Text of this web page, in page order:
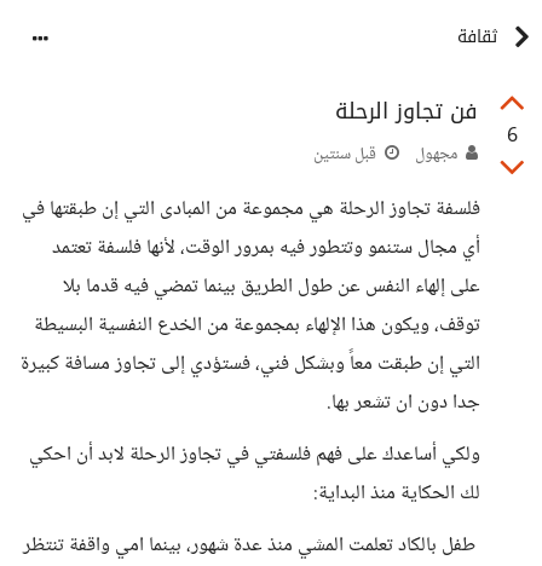
ثقافة
6
فن تجاوز الرحلة
مجهول قبل سنتين
فلسفة تجاوز الرحلة هي مجموعة من المبادى التي إن طبقتها في
أي مجال ستنمو وتتطور فيه بمرور الوقت، لأنها فلسفة تعتمد
على إلهاء النفس عن طول الطريق بينما تمضي فيه قدما بلا
توقف، ويكون هذا الإلهاء بمجموعة من الخدع النفسية البسيطة
التي إن طبقت معاً وبشكل فني، فستؤدي إلى تجاوز مسافة كبيرة
جدا دون ان تشعر بها.
ولكي أساعدك على فهم فلسفتي في تجاوز الرحلة لابد أن احكي
لك الحكاية منذ البداية:
طفل بالكاد تعلمت المشي منذ عدة شهور، بينما امي واقفة تنتظر